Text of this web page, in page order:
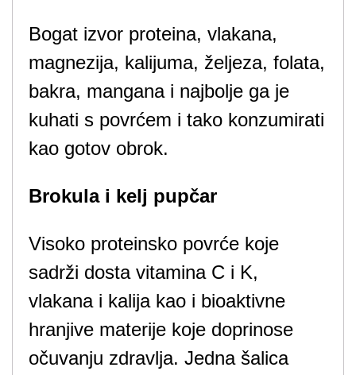
Bogat izvor proteina, vlakana,
magnezija, kalijuma, željeza, folata,
bakra, mangana i najbolje ga je
kuhati s povrćem i tako konzumirati
kao gotov obrok.
Brokula i kelj pupčar
Visoko proteinsko povrće koje
sadrži dosta vitamina C i K,
vlakana i kalija kao i bioaktivne
hranjive materije koje doprinose
očuvanju zdravlja. Jedna šalica